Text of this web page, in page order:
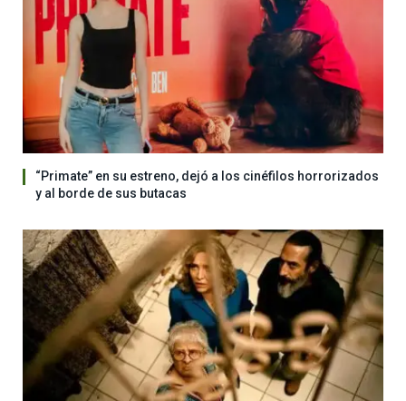
“Primate” en su estreno, dejó a los cinéfilos horrorizados
y al borde de sus butacas